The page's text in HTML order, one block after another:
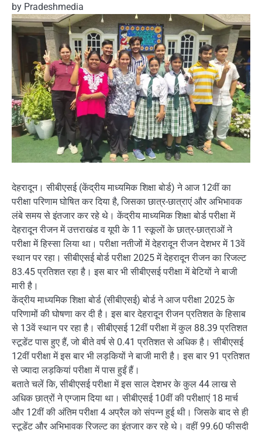
by Pradeshmedia
देहरादून। सीबीएसई (केंद्रीय माध्यमिक शिक्षा बोर्ड) ने आज 12वीं का
परीक्षा परिणाम घोषित कर दिया है, जिसका छात्र-छात्राएं और अभिभावक
लंबे समय से इंतजार कर रहे थे। केंद्रीय माध्यमिक शिक्षा बोर्ड परीक्षा में
देहरादून रीजन में उत्तराखंड व यूपी के 11 स्कूलों के छात्र-छात्राओं ने
परीक्षा में हिस्सा लिया था। परीक्षा नतीजों में देहरादून रीजन देशभर में 13वें
स्थान पर रहा। सीबीएसई बोर्ड परीक्षा 2025 में देहरादून रीजन का रिजल्‍ट
83.45 प्रतिशत रहा है। इस बार भी सीबीएसई परीक्षा में बेटियों ने बाजी
मारी है।
केंद्रीय माध्यमिक शिक्षा बोर्ड (सीबीएसई) बोर्ड ने आज परीक्षा 2025 के
परिणामों की घोषणा कर दी है। इस बार देहरादून रीजन प्रतिशत के हिसाब
से 13वें स्‍थान पर रहा है। सीबीएसई 12वीं परीक्षा में कुल 88.39 प्रतिशत
स्टूडेंट पास हुए हैं, जो बीते वर्ष से 0.41 प्रतिशत से अधिक है। सीबीएसई
12वीं परीक्षा में इस बार भी लड़कियों ने बाजी मारी है। इस बार 91 प्रतिशत
से ज्यादा लड़कियां परीक्षा में पास हुईं हैं।
बताते चलें कि, सीबीएसई परीक्षा में इस साल देशभर के कुल 44 लाख से
अधिक छात्रों ने एग्जाम दिया था। सीबीएसई 10वीं की परीक्षाएं 18 मार्च
और 12वीं की अंतिम परीक्षा 4 अप्रैल को संपन्न हुई थी। जिसके बाद से ही
स्टूडेंट और अभिभावक रिजल्ट का इंतजार कर रहे थे। वहीं 99.60 फीसदी